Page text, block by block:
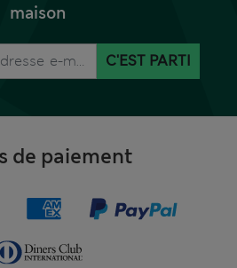
maison
C'EST PARTI
de paiement